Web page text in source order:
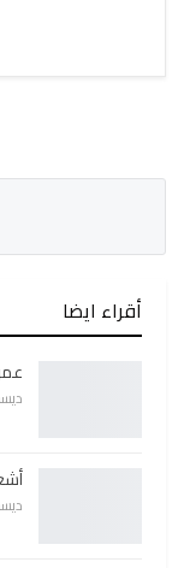
أقراء ايضا